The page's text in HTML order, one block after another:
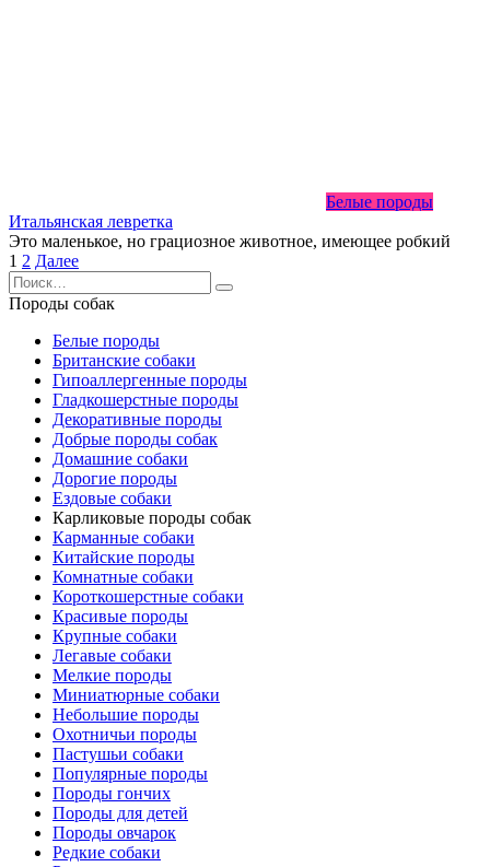
Белые породы
Итальянская левретка
Это маленькое, но грациозное животное, имеющее робкий
Пагинация
записей
1 2 Далее
Search
for:
Породы собак
Белые породы
Британские собаки
Гипоаллергенные породы
Гладкошерстные породы
Декоративные породы
Добрые породы собак
Домашние собаки
Дорогие породы
Ездовые собаки
Карликовые породы собак
Карманные собаки
Китайские породы
Комнатные собаки
Короткошерстные собаки
Красивые породы
Крупные собаки
Легавые собаки
Мелкие породы
Миниатюрные собаки
Небольшие породы
Охотничьи породы
Пастушьи собаки
Популярные породы
Породы гончих
Породы для детей
Породы овчарок
Редкие собаки